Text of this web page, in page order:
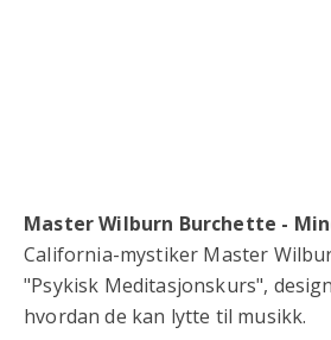
Master Wilburn Burchette -
California-mystiker Master
"Psykisk Meditasjonskurs",
hvordan de kan lytte til musikk.